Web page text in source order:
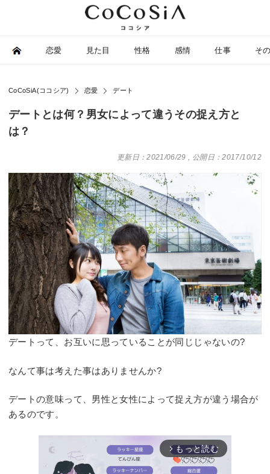
恋愛 見た目 性格 感情 仕事 そ
CoCoSiA(ココシア) 恋愛 デート
デートとは何？男女によって違うその捉え方と
は？
更新日：2021/06/29 , 公開日：2017/10/12
デートって、お互いに思っていることが同じじゃないの?
なんて事は考えた事はありませんか?
デートの意味って、男性と女性によって捉え方が違う場合が
あるのです。
arrow_forward_ios もっと読む